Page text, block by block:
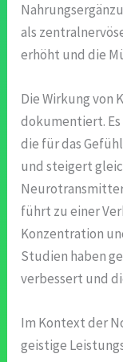
als
erhöht und die
Die Wirkung von
dokumentiert.
die für das
und steigert
führt zu einer
Konzentration
Studien haben
verbessert und
Im Kontext der
geistige